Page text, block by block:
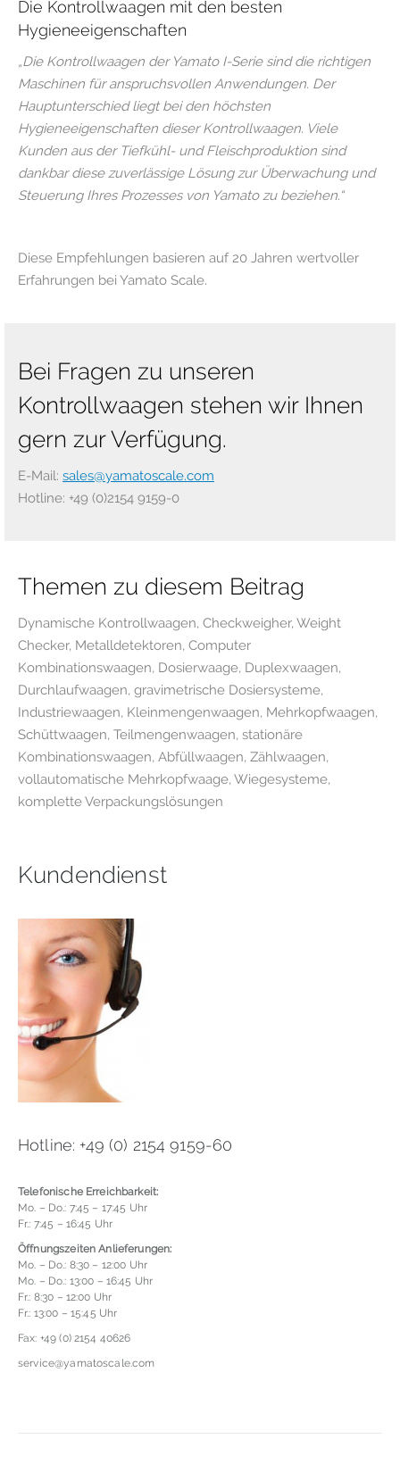
Die Kontrollwaagen mit den besten
Hygieneeigenschaften
„Die Kontrollwaagen der Yamato I-Serie sind die richtigen
Maschinen für anspruchsvollen Anwendungen. Der
Hauptunterschied liegt bei den höchsten
Hygieneeigenschaften dieser Kontrollwaagen. Viele
Kunden aus der Tiefkühl- und Fleischproduktion sind
dankbar diese zuverlässige Lösung zur Überwachung und
Steuerung Ihres Prozesses von Yamato zu beziehen.“
Diese Empfehlungen basieren auf 20 Jahren wertvoller
Erfahrungen bei Yamato Scale.
Bei Fragen zu unseren
Kontrollwaagen stehen wir Ihnen
gern zur Verfügung.
E-Mail: sales@yamatoscale.com
Hotline: +49 (0)2154 9159-0
Themen zu diesem Beitrag
Dynamische Kontrollwaagen, Checkweigher, Weight
Checker, Metalldetektoren, Computer
Kombinationswaagen, Dosierwaage, Duplexwaagen,
Durchlaufwaagen, gravimetrische Dosiersysteme,
Industriewaagen, Kleinmengenwaagen, Mehrkopfwaagen,
Schüttwaagen, Teilmengenwaagen, stationäre
Kombinationswaagen, Abfüllwaagen, Zählwaagen,
vollautomatische Mehrkopfwaage, Wiegesysteme,
komplette Verpackungslösungen
Kundendienst
Hotline: +49 (0) 2154 9159-60
Telefonische Erreichbarkeit:
Mo. – Do.: 7:45 – 17:45 Uhr
Fr.: 7:45 – 16:45 Uhr
Öffnungszeiten Anlieferungen:
Mo. – Do.: 8:30 – 12:00 Uhr
Mo. – Do.: 13:00 – 16:45 Uhr
Fr.: 8:30 – 12:00 Uhr
Fr.: 13:00 – 15:45 Uhr
Fax: +49 (0) 2154 40626
service@yamatoscale.com